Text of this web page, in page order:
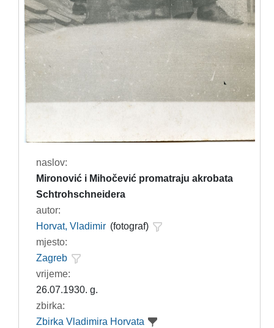
naslov:
Mironović i Mihočević promatraju akrobata
Schtrohschneidera
autor:
Horvat, Vladimir (fotograf)
mjesto:
Zagreb
vrijeme:
26.07.1930. g.
zbirka:
Zbirka Vladimira Horvata